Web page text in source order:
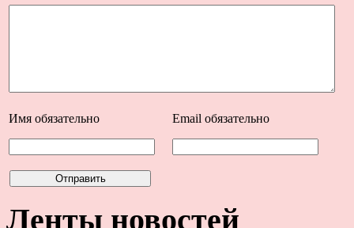
Имя обязательно Email обязательно
Ленты новостей